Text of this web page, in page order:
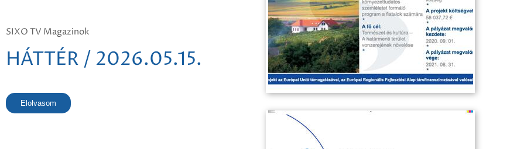
SIXO TV Magazinok
HÁTTÉR / 2026.05.15.
Elolvasom